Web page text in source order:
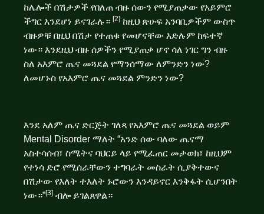
ከሌሎች በሽታዎች የበለጠ ብዙ ሰውን የሚያጠቃው የአይምሮ
ችግር እንደሆነ ይናገራሉ። [2] ከዚህ ጽሁፍ አንባቢዎችም ውስጥ
ብዙዎቹ በዚህ በሽታ የተጠቁ የመሆናቸው እድሉም ከፍተኛ
ነው። እንደዚህ ብዙ ሰዎችን የሚያጠቃ ሆኖ ሳለ ነገር ግን ብዙ
ስለ አእምሮ ጤና መጓደል የማንሰማው ለምንድን ነው?
ለመሆኑስ የአእምሮ ጤና መጓደል ምንድን ነው?
እንደ አለም ጤና ድርጅት ገለጻ የአእምሮ ጤና መጓደል ወይም
Mental Disorder ማለት “አንድ ሰው ባለው ጤናማ
አስተሳሰብ፣ ስሜትና ባህርይ ላይ የሚፈጠር መታወክ፣ ከዚህም
የተነሳ ድሮ የሚሰራቸውን ተግባራት መስራት ሲያቅተውና
በሽታው የእለት ተእለት ኑሮውን እንዳይኖር እንቅፋት ሲሆንበት
ነው።”[3] ብሎ ይገልጸዋል።